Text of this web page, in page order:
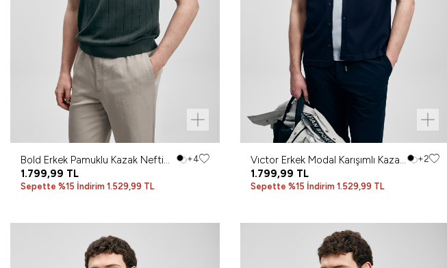
Bold Erkek Pamuklu Kazak Nefti
Yeşil
+4
1.799,99 TL
Sepette %15 İndirim 1.529,99 TL
Vıctor Erkek Modal Karışımlı Kazak
Koyu Lacivert
+2
1.799,99 TL
Sepette %15 İndirim 1.529,99 TL